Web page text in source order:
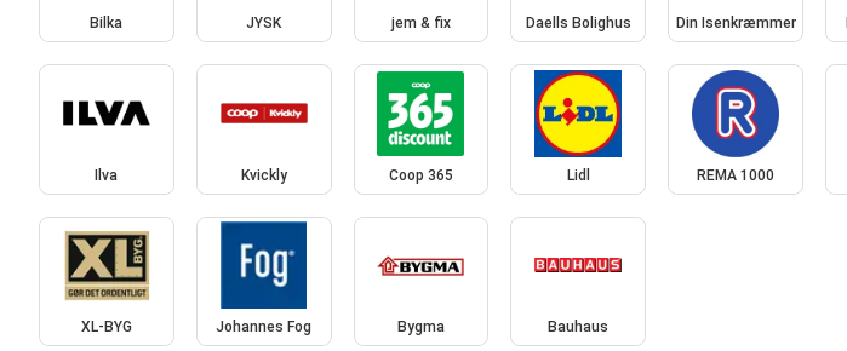
Bilka JYSK jem & fix Daells Bolighus Din Isenkræmmer
Ilva Kvickly Coop 365 Lidl REMA 1000
XL-BYG Johannes Fog Bygma Bauhaus